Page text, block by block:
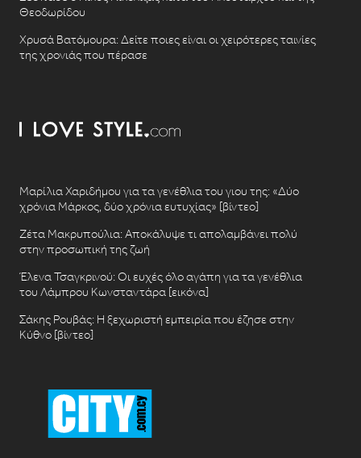
Θεοδωρίδου
Χρυσά Βατόμουρα: Δείτε ποιες είναι οι χειρότερες ταινίες
της χρονιάς που πέρασε
Μαρίλια Χαριδήμου για τα γενέθλια του γιου της: «Δύο
χρόνια Μάρκος, δύο χρόνια ευτυχίας» [βίντεο]
Ζέτα Μακρυπούλια: Αποκάλυψε τι απολαμβάνει πολύ
στην προσωπική της ζωή
Έλενα Τσαγκρινού: Οι ευχές όλο αγάπη για τα γενέθλια
του Λάμπρου Κωνσταντάρα [εικόνα]
Σάκης Ρουβάς: Η ξεχωριστή εμπειρία που έζησε στην
Κύθνο [βίντεο]